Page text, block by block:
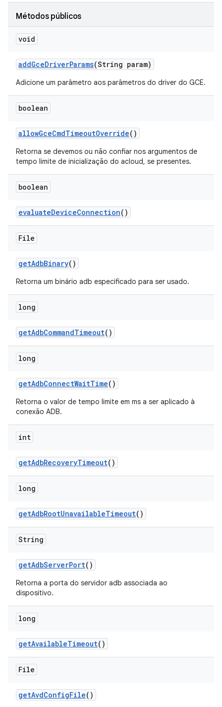
Métodos públicos
void
addGceDriverParams(String param)
Adicione um parâmetro aos parâmetros do driver do GCE.
boolean
allowGceCmdTimeoutOverride()
Retorna se devemos ou não confiar nos argumentos de
tempo limite de inicialização do acloud, se presentes.
boolean
evaluateDeviceConnection()
File
getAdbBinary()
Retorna um binário adb especificado para ser usado.
long
getAdbCommandTimeout()
long
getAdbConnectWaitTime()
Retorna o valor de tempo limite em ms a ser aplicado à
conexão ADB.
int
getAdbRecoveryTimeout()
long
getAdbRootUnavailableTimeout()
String
getAdbServerPort()
Retorna a porta do servidor adb associada ao
dispositivo.
long
getAvailableTimeout()
File
getAvdConfigFile()